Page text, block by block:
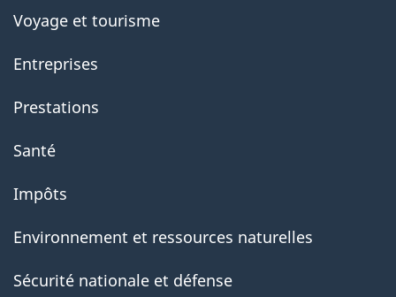
Voyage et tourisme
Entreprises
Prestations
Santé
Impôts
Environnement et ressources naturelles
Sécurité nationale et défense